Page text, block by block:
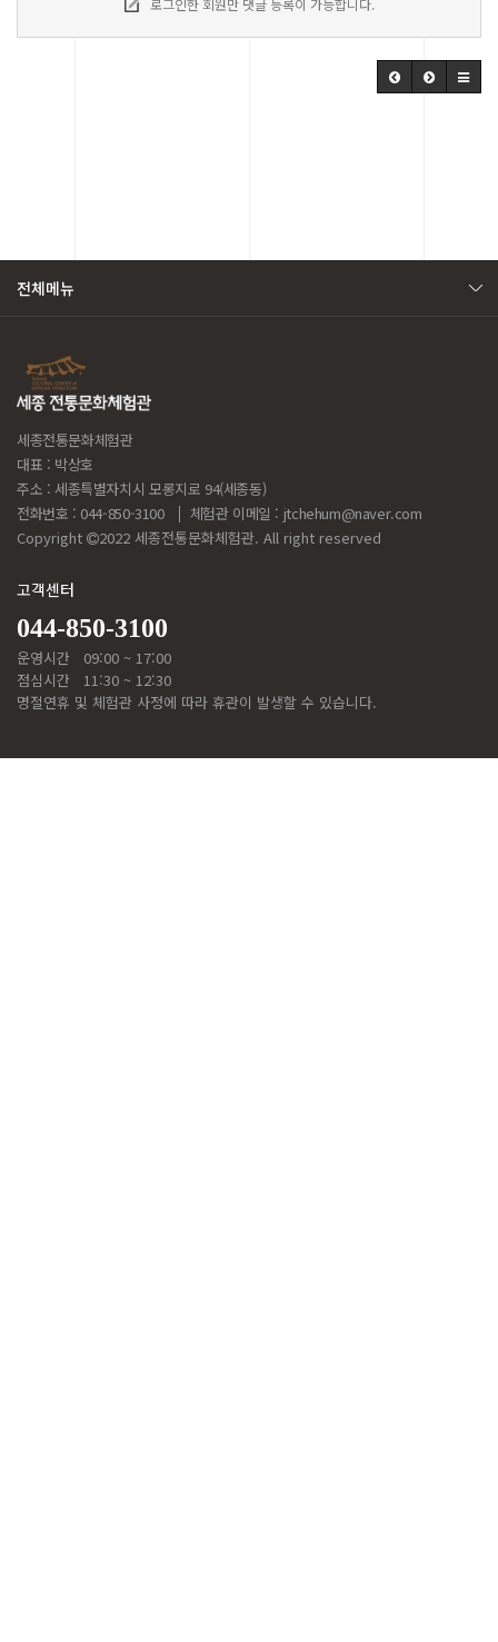
전체메뉴
세종전통문화체험관
대표 : 박상호
주소 : 세종특별자치시 모롱지로 94(세종동)
전화번호 : 044-850-3100
체험관 이메일 : jtchehum@naver.com
Copyright
2022 세종전통문화체험관. All right reserved
고객센터
044-850-3100
운영시간
09:00 ~ 17:00
점심시간
11:30 ~ 12:30
명절연휴 및 체험관 사정에 따라 휴관이 발생할 수 있습니다.